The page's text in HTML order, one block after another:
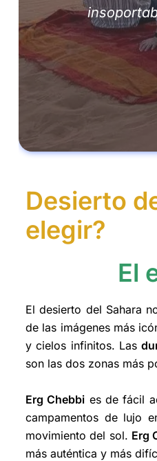
Desierto
elegir?
El
El desierto del Sahara
de las imágenes más
y cielos infinitos. Las
son las dos zonas más
Erg Chebbi es de fácil
campamentos de lujo
movimiento del sol. Erg
más auténtica y más